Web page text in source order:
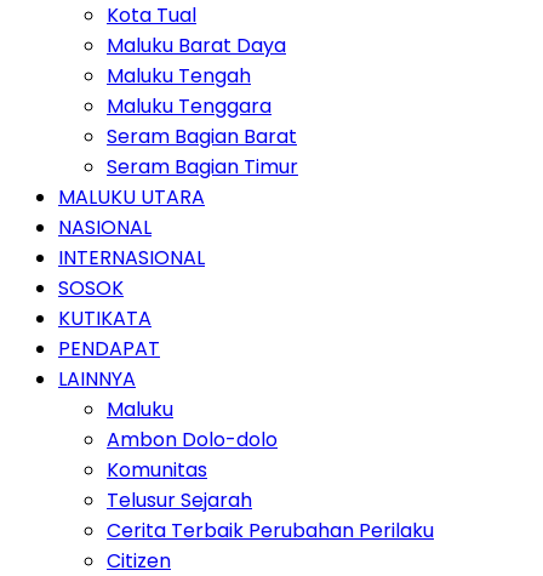
Kota Tual
Maluku Barat Daya
Maluku Tengah
Maluku Tenggara
Seram Bagian Barat
Seram Bagian Timur
MALUKU UTARA
NASIONAL
INTERNASIONAL
SOSOK
KUTIKATA
PENDAPAT
LAINNYA
Maluku
Ambon Dolo-dolo
Komunitas
Telusur Sejarah
Cerita Terbaik Perubahan Perilaku
Citizen